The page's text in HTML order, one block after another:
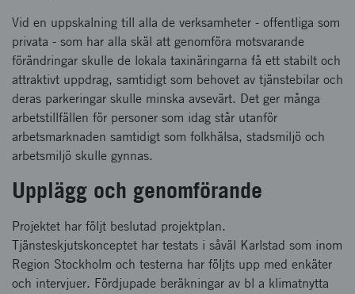
Vid en uppskalning till alla de verksamheter - offentliga som
privata - som har alla skäl att genomföra motsvarande
förändringar skulle de lokala taxinäringarna få ett stabilt och
attraktivt uppdrag, samtidigt som behovet av tjänstebilar och
deras parkeringar skulle minska avsevärt. Det ger många
arbetstillfällen för personer som idag står utanför
arbetsmarknaden samtidigt som folkhälsa, stadsmiljö och
arbetsmiljö skulle gynnas.
Upplägg och genomförande
Projektet har följt beslutad projektplan.
Tjänsteskjutskonceptet har testats i såväl Karlstad som inom
Region Stockholm och testerna har följts upp med enkäter
och intervjuer. Fördjupade beräkningar av bl a klimatnytta